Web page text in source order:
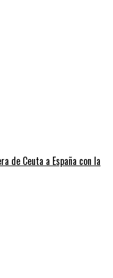
de Ceuta a España con la